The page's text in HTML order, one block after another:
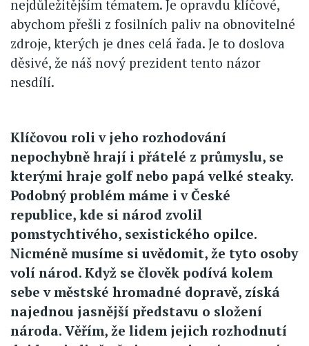
nejdůležitějším tématem. Je opravdu klíčové,
abychom přešli z fosilních paliv na obnovitelné
zdroje, kterých je dnes celá řada. Je to doslova
děsivé, že náš nový prezident tento názor
nesdílí.
Klíčovou roli v jeho rozhodování
nepochybně hrají i přátelé z průmyslu, se
kterými hraje golf nebo papá velké steaky.
Podobný problém máme i v České
republice, kde si národ zvolil
pomstychtivého, sexistického opilce.
Nicméně musíme si uvědomit, že tyto osoby
volí národ. Když se člověk podívá kolem
sebe v městské hromadné dopravě, získá
najednou jasnější představu o složení
národa. Věřím, že lidem jejich rozhodnutí